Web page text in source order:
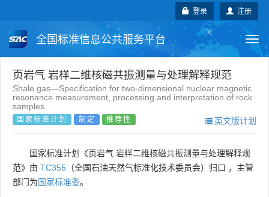
注册
登录
全国标准信息公共服务平台
国家标准 行业标准 地方标准
团体标准 企业标准 国际标准
页岩气 岩样二维核磁共振测量与处理解释规范
Shale gas—Specification for two-dimensional nuclear magnetic
resonance measurement, processing and interpretation of rock
samples
国家标准计划 制定 推荐性 英文版计划
国家标准计划《页岩气 岩样二维核磁共振测量与处理解释规
范》由 TC355 （全国石油天然气标准化技术委员会）归口 ，主管
部门为国家标准委。